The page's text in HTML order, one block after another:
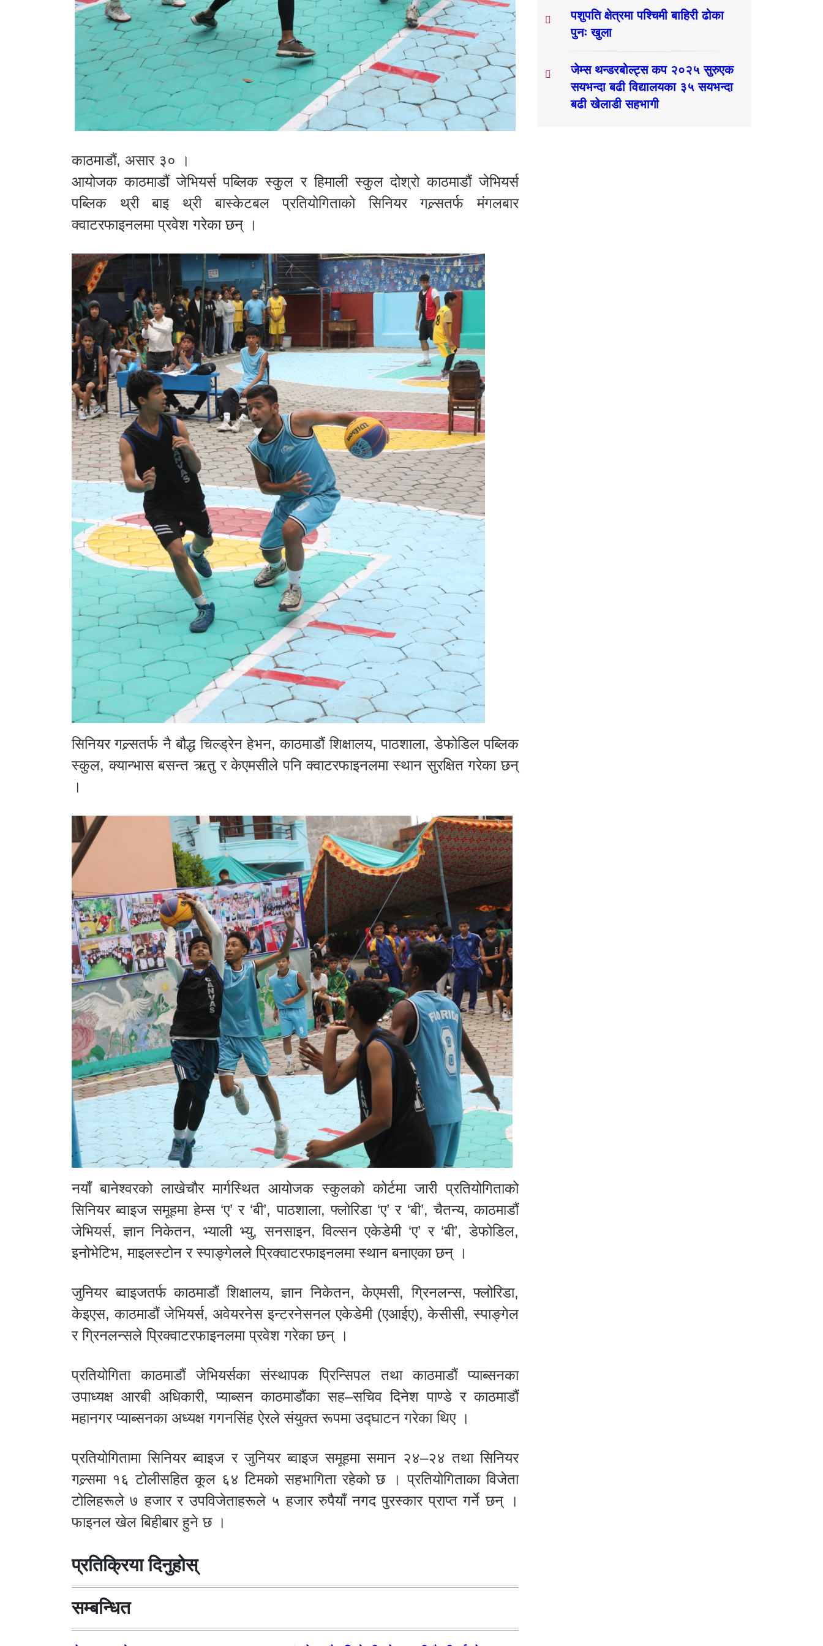
काठमाडौं, असार ३० ।
आयोजक काठमाडौं जेभियर्स पब्लिक स्कुल र हिमाली स्कुल दोश्रो काठमाडौं जेभियर्स
पब्लिक थ्री बाइ थ्री बास्केटबल प्रतियोगिताको सिनियर गल्र्सतर्फ मंगलबार
क्वाटरफाइनलमा प्रवेश गरेका छन् ।
सिनियर गल्र्सतर्फ नै बौद्ध चिल्ड्रेन हेभन, काठमाडौं शिक्षालय, पाठशाला, डेफोडिल पब्लिक
स्कुल, क्यान्भास बसन्त ऋतु र केएमसीले पनि क्वाटरफाइनलमा स्थान सुरक्षित गरेका छन्
।
नयाँ बानेश्वरको लाखेचौर मार्गस्थित आयोजक स्कुलको कोर्टमा जारी प्रतियोगिताको
सिनियर ब्वाइज समूहमा हेम्स ‘ए’ र ‘बी’, पाठशाला, फ्लोरिडा ‘ए’ र ‘बी’, चैतन्य, काठमाडौं
जेभियर्स, ज्ञान निकेतन, भ्याली भ्यु, सनसाइन, विल्सन एकेडेमी ‘ए’ र ‘बी’, डेफोडिल,
इनोभेटिभ, माइलस्टोन र स्पाङ्गेलले प्रिक्वाटरफाइनलमा स्थान बनाएका छन् ।
जुनियर ब्वाइजतर्फ काठमाडौं शिक्षालय, ज्ञान निकेतन, केएमसी, ग्रिनलन्स, फ्लोरिडा,
केइएस, काठमाडौं जेभियर्स, अवेयरनेस इन्टरनेसनल एकेडेमी (एआईए), केसीसी, स्पाङ्गेल
र ग्रिनलन्सले प्रिक्वाटरफाइनलमा प्रवेश गरेका छन् ।
प्रतियोगिता काठमाडौं जेभियर्सका संस्थापक प्रिन्सिपल तथा काठमाडौं प्याब्सनका
उपाध्यक्ष आरबी अधिकारी, प्याब्सन काठमाडौंका सह–सचिव दिनेश पाण्डे र काठमाडौं
महानगर प्याब्सनका अध्यक्ष गगनसिंह ऐरले संयुक्त रूपमा उद्घाटन गरेका थिए ।
प्रतियोगितामा सिनियर ब्वाइज र जुनियर ब्वाइज समूहमा समान २४–२४ तथा सिनियर
गल्र्समा १६ टोलीसहित कूल ६४ टिमको सहभागिता रहेको छ । प्रतियोगिताका विजेता
टोलिहरूले ७ हजार र उपविजेताहरूले ५ हजार रुपैयाँ नगद पुरस्कार प्राप्त गर्ने छन् ।
फाइनल खेल बिहीबार हुने छ ।
प्रतिक्रिया दिनुहोस्
सम्बन्धित
पशुपति क्षेत्रमा पश्चिमी बाहिरी ढोका
पुनः खुला
जेम्स थन्डरबोल्ट्स कप २०२५ सुरुएक
सयभन्दा बढी विद्यालयका ३५ सयभन्दा
बढी खेलाडी सहभागी